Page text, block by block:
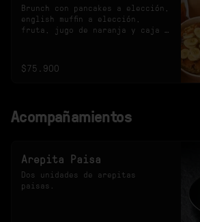
Brunch con pancakes a elección,
english muffin a elección,
fruta, jugo de naranja y caja
$75.900
Acompañamientos
Arepita Paisa
Dos unidades de arepitas
paisas.